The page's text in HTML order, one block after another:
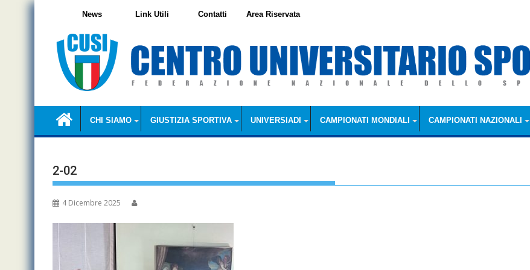
Skip
CHI SIAMO GIUSTIZIA SPORTIVA UNIVERSIADI CAMPIONATI MONDIALI CAMPIONATI NAZIONALI
News Link Utili Contatti Area Riservata
2-02
4 Dicembre 2025